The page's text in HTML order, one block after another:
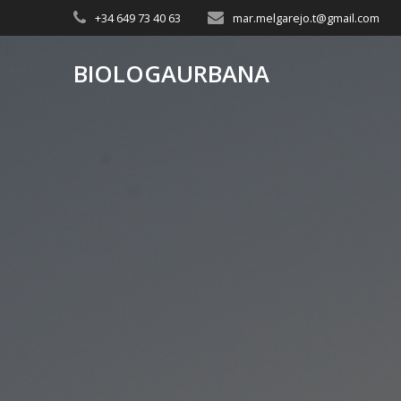
+34 649 73 40 63 mar.melgarejo.t@gmail.com
BIOLOGAURBANA